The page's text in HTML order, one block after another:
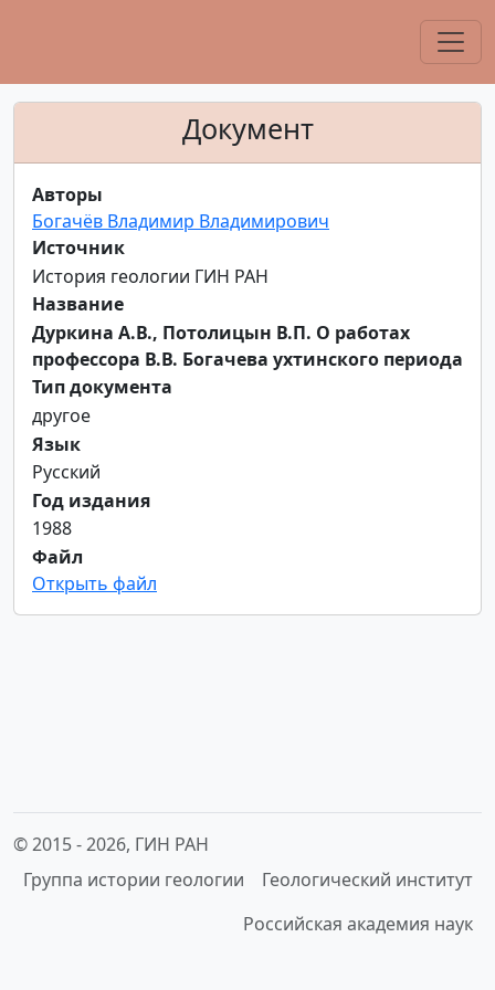
Документ
Авторы
Богачёв Владимир Владимирович
Источник
История геологии ГИН РАН
Название
Дуркина А.В., Потолицын В.П. О работах
профессора В.В. Богачева ухтинского периода
Тип документа
другое
Язык
Русский
Год издания
1988
Файл
Открыть файл
© 2015 -2026, ГИН РАН
Группа истории геологии
Геологический институт
Российская академия наук